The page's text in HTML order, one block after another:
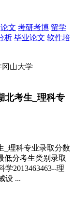
论文 考研考博 留学
析 毕业论文 软件培
冈山大学
北考生_理科专
_理科专业录取分数
低分考生类别录取
学2013463463--理
设 ...